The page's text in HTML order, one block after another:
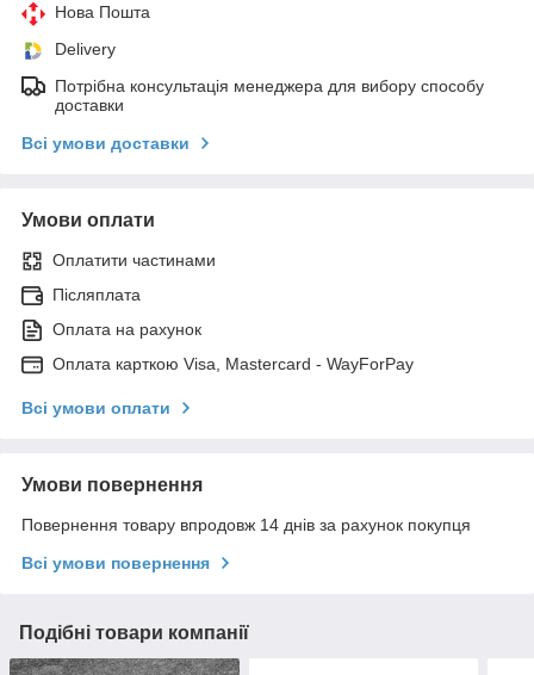
Нова Пошта
Delivery
Потрібна консультація менеджера для вибору способу
доставки
Всі умови доставки
Умови оплати
Оплатити частинами
Післяплата
Оплата на рахунок
Оплата карткою Visa, Mastercard - WayForPay
Всі умови оплати
Умови повернення
Повернення товару впродовж 14 днів за рахунок покупця
Всі умови повернення
Подібні товари компанії